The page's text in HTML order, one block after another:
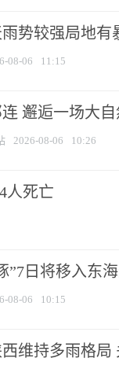
势较强局地有
08-06 11:15
邂逅一场大
2026-08-06 10:26
人死亡
”7日将移入东
08-06 10:15
维持多雨格局